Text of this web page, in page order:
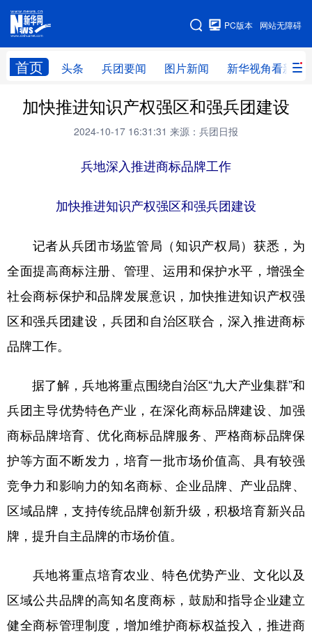
网站无障碍
PC版本
首页 头条 兵团要闻 图片新闻 新华视角看新疆
网站地图
头条 兵团要闻 图片新闻 新华视角看新疆
辽宁 吉林 上海 江苏
浙江 安徽 福建 江西
山东 河南 湖北 湖南
陕西 甘肃 青海 宁夏
多语种频道
English Español Français عربى
Русский язык
Deutsch Português
加快推进知识产权强区和强兵团建设
2024-10-17 16:31:31 来源：兵团日报
兵地深入推进商标品牌工作
加快推进知识产权强区和强兵团建设
记者从兵团市场监管局（知识产权局）获悉，为
全面提高商标注册、管理、运用和保护水平，增强全
社会商标保护和品牌发展意识，加快推进知识产权强
区和强兵团建设，兵团和自治区联合，深入推进商标
品牌工作。
据了解，兵地将重点围绕自治区“九大产业集群”和
兵团主导优势特色产业，在深化商标品牌建设、加强
商标品牌培育、优化商标品牌服务、严格商标品牌保
护等方面不断发力，培育一批市场价值高、具有较强
竞争力和影响力的知名商标、企业品牌、产业品牌、
区域品牌，支持传统品牌创新升级，积极培育新兴品
牌，提升自主品牌的市场价值。
兵地将重点培育农业、特色优势产业、文化以及
区域公共品牌的高知名度商标，鼓励和指导企业建立
健全商标管理制度，增加维护商标权益投入，推进商